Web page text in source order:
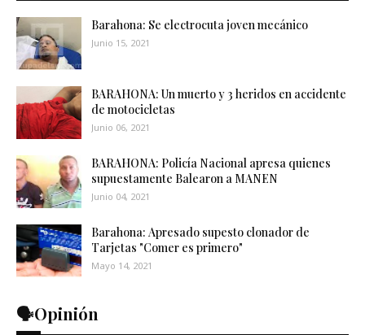
Barahona: Se electrocuta joven mecánico
Junio 15, 2021
BARAHONA: Un muerto y 3 heridos en accidente
de motocicletas
Junio 06, 2021
BARAHONA: Policía Nacional apresa quienes
supuestamente Balearon a MANEN
Junio 04, 2021
Barahona: Apresado supesto clonador de
Tarjetas "Comer es primero"
Mayo 14, 2021
🗣️Opinión